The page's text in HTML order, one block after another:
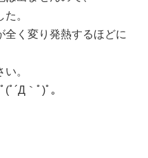
。
全く変り発熱するほどに
。
ﾟ´Д｀ﾟ)ﾟ｡